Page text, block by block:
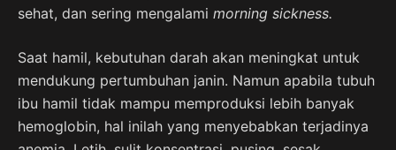
sehat, dan sering mengalami morning sickness.
Saat hamil, kebutuhan darah akan meningkat untuk
mendukung pertumbuhan janin. Namun apabila tubuh
ibu hamil tidak mampu memproduksi lebih banyak
hemoglobin, hal inilah yang menyebabkan terjadinya